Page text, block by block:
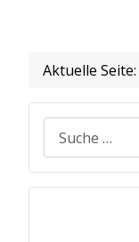
Aktuelle Seite: